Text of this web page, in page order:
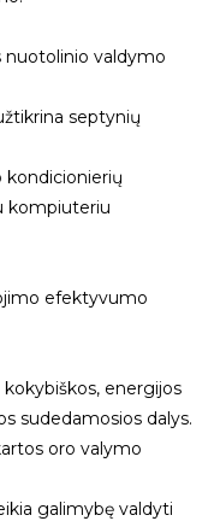
nuotolinio valdymo
septynių
kondicionierių
kompiuteriu
efektyvumo
energijos
sudedamosios dalys.
oro valymo
galimybę valdyti